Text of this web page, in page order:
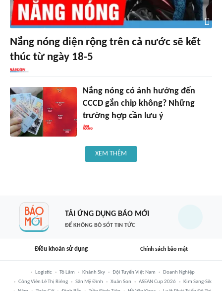
Nắng nóng diện rộng trên cả nước sẽ kết
thúc từ ngày 18-5
Nắng nóng có ảnh hưởng đến
CCCD gắn chip không? Những
trường hợp cần lưu ý
XEM THÊM
TẢI ỨNG DỤNG BÁO MỚI
ĐỂ KHÔNG BỎ SÓT TIN TỨC
Điều khoản sử dụng Chính sách bảo mật
Logistic Tô Lâm Khánh Sky Đội Tuyển Việt Nam
Doanh Nghiệp
Công Viên Lê Thị Riêng
Sân Mỹ Đình Xuân Son ASEAN Cup 2026
Kim Sang-Sik